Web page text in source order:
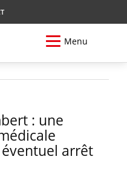
Menu
: une
arrêt